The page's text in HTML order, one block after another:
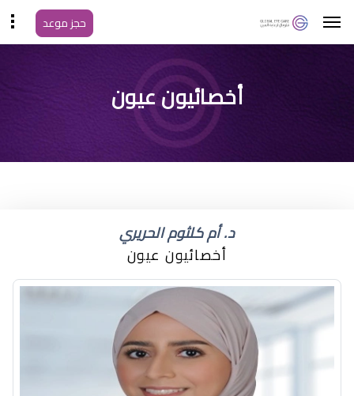
حجز موعد
ماذا يسبب جفاف العين
أخصائيون عيون
د. أم كلثوم الحريري
أخصائيون عيون